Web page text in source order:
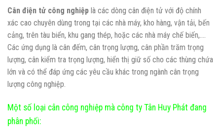
Cân điện tử công nghiệp là các dòng cân điện tử với độ chính
xác cao chuyên dùng trong tại các nhà máy, kho hàng, vận tải, bến
cảng, trên tàu biển, khu gang thép, hoặc các nhà máy chế biến,….
Các ứng dụng là cân đếm, cân trọng lượng, cân phần trăm trọng
lượng, cân kiểm tra trọng lượng, hiển thị giữ số cho các thùng chứa
lớn và có thể đáp ứng các yêu cầu khác trong ngành cân trọng
lượng công nghiệp.
Một số loại cân công nghiệp mà công ty Tân Huy Phát đang
phân phối: